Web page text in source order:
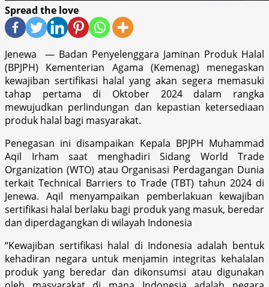
Spread the love
Jenewa — Badan Penyelenggara Jaminan Produk Halal
(BPJPH) Kementerian Agama (Kemenag) menegaskan
kewajiban sertifikasi halal yang akan segera memasuki
tahap pertama di Oktober 2024 dalam rangka
mewujudkan perlindungan dan kepastian ketersediaan
produk halal bagi masyarakat.
Penegasan ini disampaikan Kepala BPJPH Muhammad
Aqil Irham saat menghadiri Sidang World Trade
Organization (WTO) atau Organisasi Perdagangan Dunia
terkait Technical Barriers to Trade (TBT) tahun 2024 di
Jenewa. Aqil menyampaikan pemberlakuan kewajiban
sertifikasi halal berlaku bagi produk yang masuk, beredar
dan diperdagangkan di wilayah Indonesia
“Kewajiban sertifikasi halal di Indonesia adalah bentuk
kehadiran negara untuk menjamin integritas kehalalan
produk yang beredar dan dikonsumsi atau digunakan